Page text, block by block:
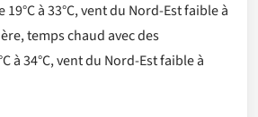
à 33°C, vent du Nord-Est faible à
temps chaud avec des
à 34°C, vent du Nord-Est faible à